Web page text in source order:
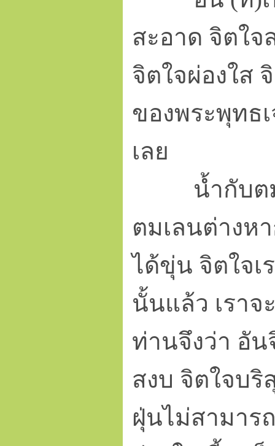
สะอาด จิตใจ
จิตใจผ่องใส
ของพระพุทธ
เลย
น้ำกับตมเ
ตมเลนต่างห
ได้ขุ่น จิตใจเ
นั้นแล้ว เราจ
ท่านจึงว่า อัน
สงบ จิตใจบ
ฝุ่นไม่สามาร